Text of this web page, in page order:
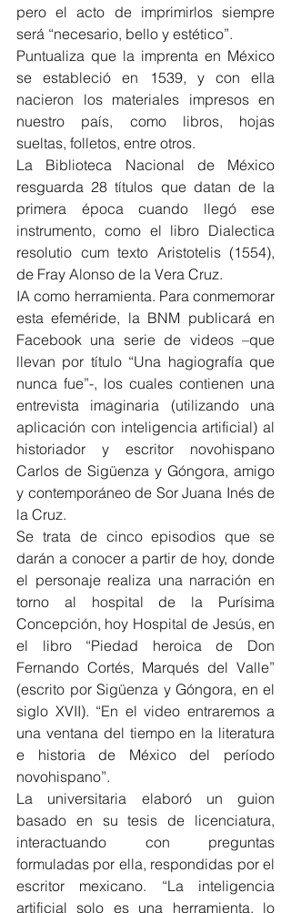
pero el acto de imprimirlos siempre
será “necesario, bello y estético”.
Puntualiza que la imprenta en México
se estableció en 1539, y con ella
nacieron los materiales impresos en
nuestro país, como libros, hojas
sueltas, folletos, entre otros.
La Biblioteca Nacional de México
resguarda 28 títulos que datan de la
primera época cuando llegó ese
instrumento, como el libro Dialectica
resolutio cum texto Aristotelis (1554),
de Fray Alonso de la Vera Cruz.
IA como herramienta. Para conmemorar
esta efeméride, la BNM publicará en
Facebook una serie de videos –que
llevan por título “Una hagiografía que
nunca fue”-, los cuales contienen una
entrevista imaginaria (utilizando una
aplicación con inteligencia artificial) al
historiador y escritor novohispano
Carlos de Sigüenza y Góngora, amigo
y contemporáneo de Sor Juana Inés de
la Cruz.
Se trata de cinco episodios que se
darán a conocer a partir de hoy, donde
el personaje realiza una narración en
torno al hospital de la Purísima
Concepción, hoy Hospital de Jesús, en
el libro “Piedad heroica de Don
Fernando Cortés, Marqués del Valle”
(escrito por Sigüenza y Góngora, en el
siglo XVII). “En el video entraremos a
una ventana del tiempo en la literatura
e historia de México del período
novohispano”.
La universitaria elaboró un guion
basado en su tesis de licenciatura,
interactuando con preguntas
formuladas por ella, respondidas por el
escritor mexicano. “La inteligencia
artificial solo es una herramienta, lo